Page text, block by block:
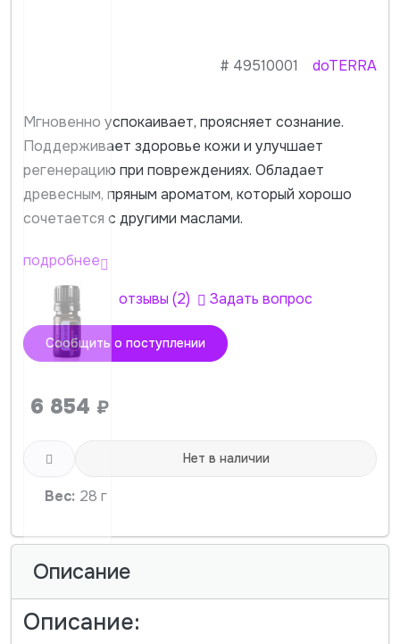
# 49510001 doTERRA
Мгновенно успокаивает, проясняет сознание.
Поддерживает здоровье кожи и улучшает
регенерацию при повреждениях. Обладает
древесным, пряным ароматом, который хорошо
сочетается с другими маслами.
подробнее
отзывы (2) Задать вопрос
Сообщить о поступлении
6 854 ₽
Нет в наличии
Вес: 28 г
Описание
Описание: